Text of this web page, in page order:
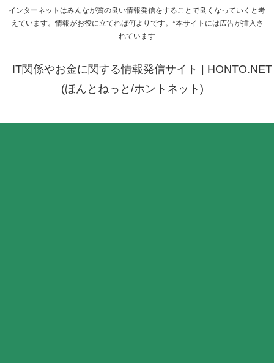
インターネットはみんなが質の良い情報発信をすることで良くなっていくと考
えています。情報がお役に立てれば何よりです。*本サイトには広告が挿入さ
れています
IT関係やお金に関する情報発信サイト | HONTO.NET
(ほんとねっと/ホントネット)